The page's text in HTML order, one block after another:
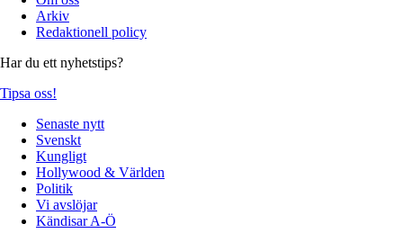
Arkiv
Redaktionell policy
Har du ett nyhetstips?
Tipsa oss!
Senaste nytt
Svenskt
Kungligt
Hollywood & Världen
Politik
Vi avslöjar
Kändisar A-Ö